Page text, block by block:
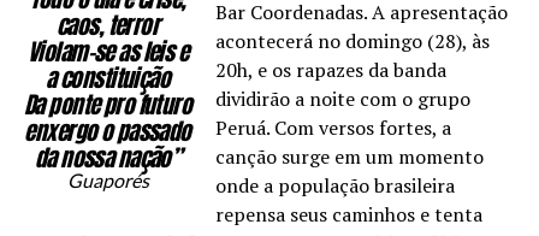
caos, terror
Violam-se as leis e
a constituição
Da ponte pro futuro
enxergo o passado
da nossa nação”
Guaporés
Bar Coordenadas. A apresentação
acontecerá no domingo (28), às
20h, e os rapazes da banda
dividirão a noite com o grupo
Peruá. Com versos fortes, a
canção surge em um momento
onde a população brasileira
repensa seus caminhos e tenta